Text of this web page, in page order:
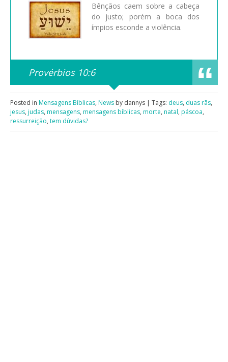
Bênçãos caem sobre a cabeça
do justo; porém a boca dos
ímpios esconde a violência.
Provérbios 10:6
Posted in Mensagens Bíblicas, News by dannys | Tags: deus, duas rãs,
jesus, judas, mensagens, mensagens bíblicas, morte, natal, páscoa,
ressurreição, tem dúvidas?